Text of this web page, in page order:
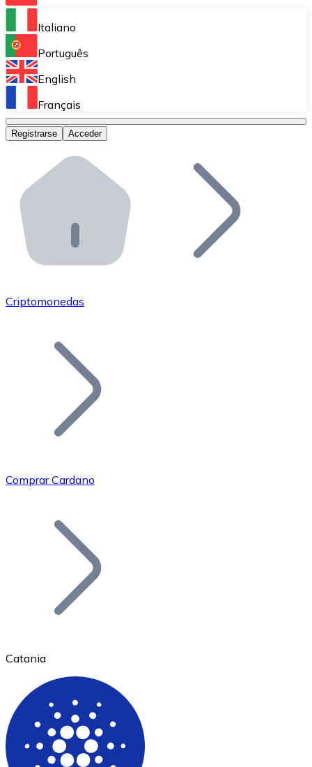
Bitnovo Ramp
Integra nuestra solución en tu plataforma.
Bitnovo Giftcards
Bitnovo OTC
Bitnovo ATM
Integra un ATM Bitnovo en tu negocio y permite que
Bitnovo API
Integra nuestra API en tu ecosistema.
Únete a nuestra red de distribuidores.
Añade tu proyecto a nuestro ecosistema.
Bitcoin
Ethereum
ETH
Italiano
Português
English
Français
Registrarse Acceder
Criptomonedas
Comprar Cardano
Catania